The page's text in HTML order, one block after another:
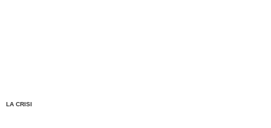
LA CRISI